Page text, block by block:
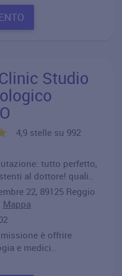
Studio
4,9 stelle su 992
tutto perfetto,
al dottore! quali..
22, 89125 Reggio
Mappa
è offrire
e medici..